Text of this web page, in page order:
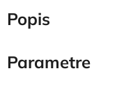
Popis
Parametre